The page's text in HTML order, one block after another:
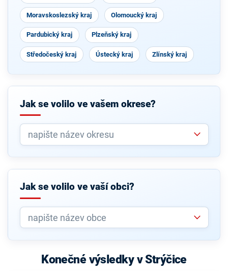
Moravskoslezský kraj Olomoucký kraj
Pardubický kraj Plzeňský kraj
Středočeský kraj Ústecký kraj Zlínský kraj
Jak se volilo ve vašem okrese?
Jak se volilo ve vaší obci?
Konečné výsledky v Strýčice